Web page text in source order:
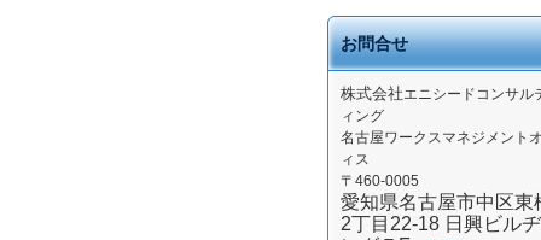
お問合せ
株式会社エニシードコンサル
ィング
名古屋ワークスマネジメント
ィス
〒460-0005
愛知県名古屋市中区東
2丁目22-18 日興ビルヂ